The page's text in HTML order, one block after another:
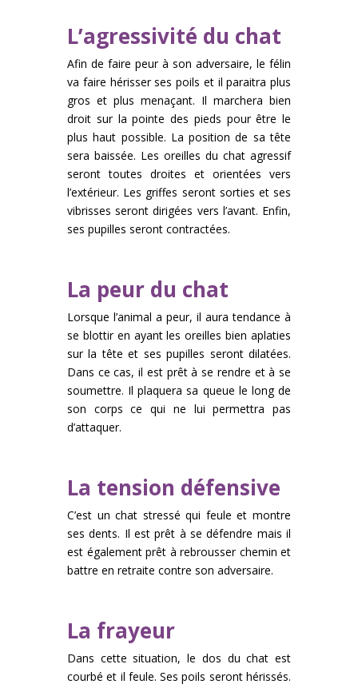
L’agressivité du chat
Afin de faire peur à son adversaire, le félin
va faire hérisser ses poils et il paraitra plus
gros et plus menaçant. Il marchera bien
droit sur la pointe des pieds pour être le
plus haut possible. La position de sa tête
sera baissée. Les oreilles du chat agressif
seront toutes droites et orientées vers
l’extérieur. Les griffes seront sorties et ses
vibrisses seront dirigées vers l’avant. Enfin,
ses pupilles seront contractées.
La peur du chat
Lorsque l’animal a peur, il aura tendance à
se blottir en ayant les oreilles bien aplaties
sur la tête et ses pupilles seront dilatées.
Dans ce cas, il est prêt à se rendre et à se
soumettre. Il plaquera sa queue le long de
son corps ce qui ne lui permettra pas
d’attaquer.
La tension défensive
C’est un chat stressé qui feule et montre
ses dents. Il est prêt à se défendre mais il
est également prêt à rebrousser chemin et
battre en retraite contre son adversaire.
La frayeur
Dans cette situation, le dos du chat est
courbé et il feule. Ses poils seront hérissés.